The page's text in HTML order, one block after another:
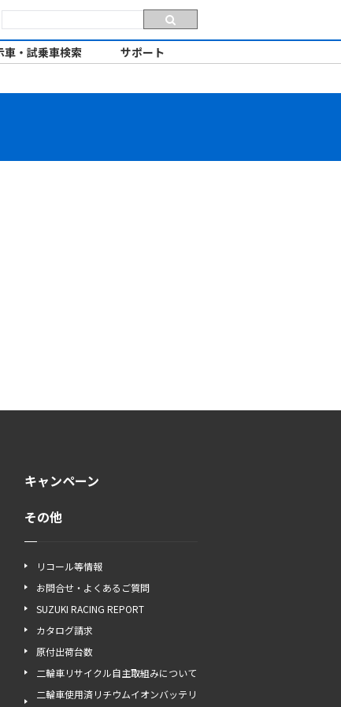
車・試乗車検索 サポート
キャンペーン
その他
リコール等情報
お問合せ・よくあるご質問
SUZUKI RACING REPORT
カタログ請求
原付出荷台数
二輪車リサイクル自主取組みについて
二輪車使用済リチウムイオンバッテリ